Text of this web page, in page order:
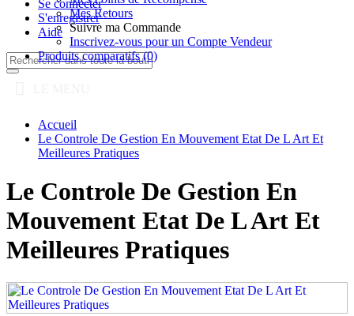
Mes Retours
Suivre ma Commande
Inscrivez-vous pour un Compte Vendeur
Produits comparatifs (0)
Se connecter
S'enregistrer
Aide
Accueil
Le Controle De Gestion En Mouvement Etat De L Art Et
Meilleures Pratiques
Le Controle De Gestion En
Mouvement Etat De L Art Et
Meilleures Pratiques